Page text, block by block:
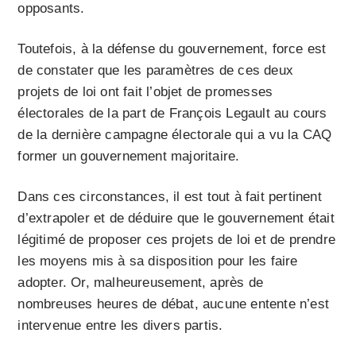
opposants.
Toutefois, à la défense du gouvernement, force est
de constater que les paramètres de ces deux
projets de loi ont fait l’objet de promesses
électorales de la part de François Legault au cours
de la dernière campagne électorale qui a vu la CAQ
former un gouvernement majoritaire.
Dans ces circonstances, il est tout à fait pertinent
d’extrapoler et de déduire que le gouvernement était
légitimé de proposer ces projets de loi et de prendre
les moyens mis à sa disposition pour les faire
adopter. Or, malheureusement, après de
nombreuses heures de débat, aucune entente n’est
intervenue entre les divers partis.